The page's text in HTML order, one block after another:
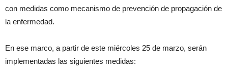
con medidas como mecanismo de prevención de propagación de
la enfermedad.
En ese marco, a partir de este miércoles 25 de marzo, serán
implementadas las siguientes medidas: